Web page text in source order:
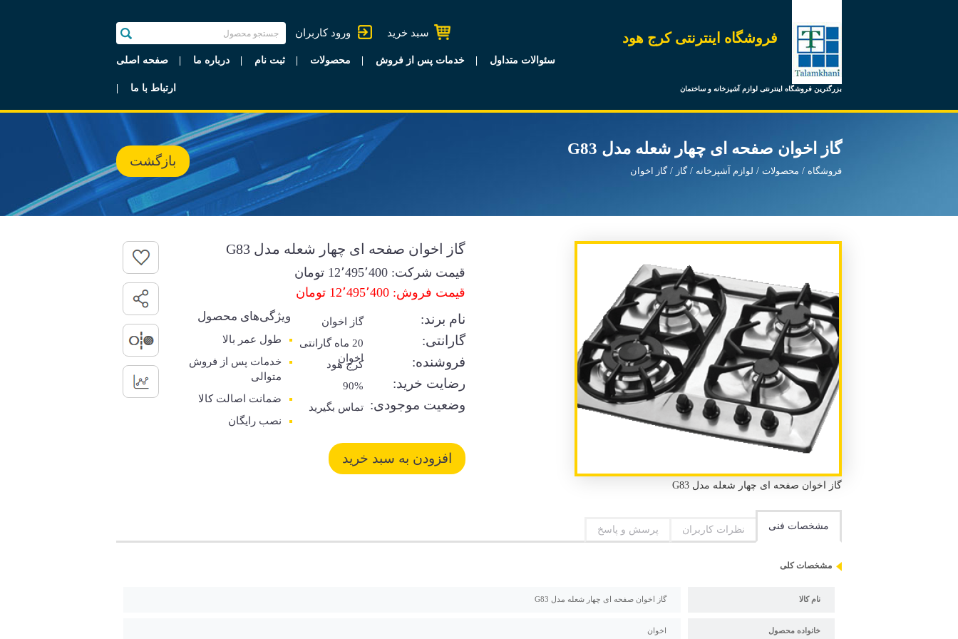
فروشگاه اینترنتی کرج هود
بزرگترین فروشگاه اینترنتی لوازم آشپزخانه و ساختمان
ورود کاربران سبد خرید
صفحه اصلی درباره ما ثبت نام محصولات خدمات پس از فروش سئوالات متداول
ارتباط با ما
گاز اخوان صفحه ای چهار شعله مدل G83
فروشگاه محصولات لوازم آشپزخانه گاز گاز اخوان
بازگشت
گاز اخوان صفحه ای چهار شعله مدل G83
قیمت شرکت: 12٬495٬400 تومان
قیمت فروش: 12٬495٬400 تومان
نام برند: گاز اخوان
گارانتی:
20 ماه گارانتی
اخوان
فروشنده: کرج هود
رضایت خرید: 90%
وضعیت موجودی: تماس بگیرید
ویژگی‌های محصول
طول عمر بالا
خدمات پس از فروش
متوالی
ضمانت اصالت کالا
نصب رایگان
گاز اخوان صفحه ای چهار شعله مدل G83
مشخصات فنی نظرات کاربران پرسش و پاسخ
مشخصات کلی
نام کالا گاز اخوان صفحه ای چهار شعله مدل G83
خانواده محصول اخوان